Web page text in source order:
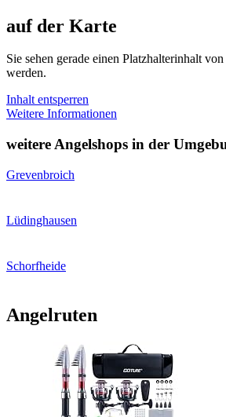
auf der Karte
Sie sehen gerade einen Platzhalterinhalt von
werden.
Inhalt entsperren
Weitere Informationen
weitere Angelshops in der
Grevenbroich
Lüdinghausen
Schorfheide
Angelruten